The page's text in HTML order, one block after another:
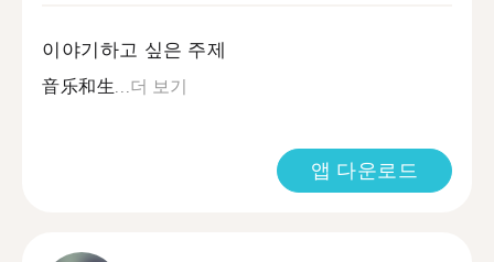
이야기하고 싶은 주제
音乐和生...더 보기
앱 다운로드